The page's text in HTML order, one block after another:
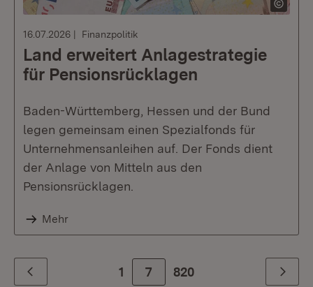
16.07.2026 Finanzpolitik
Land erweitert Anlagestrategie
für Pensionsrücklagen
Baden-Württemberg, Hessen und der Bund
legen gemeinsam einen Spezialfonds für
Unternehmensanleihen auf. Der Fonds dient
der Anlage von Mitteln aus den
Pensionsrücklagen.
Mehr
Zurück 1 7 Zur letzte Seite
820 Weiter